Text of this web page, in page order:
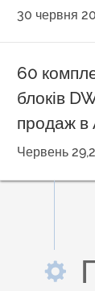
30 червня
60
блоків
продаж в
Червень